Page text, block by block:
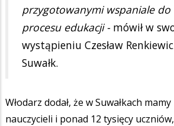
przygotowanymi wspaniale do
procesu edukacji - mówił w
wystąpieniu Czesław
Suwałk.
Włodarz dodał, że w Suwałkach
nauczycieli i ponad 12 tysięcy